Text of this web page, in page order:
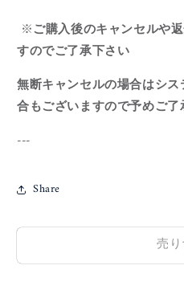
※ご購入後のキャンセルや
すのでご了承下さい
無断キャンセルの場合はシ
合もございますので予めご
---
Share
売